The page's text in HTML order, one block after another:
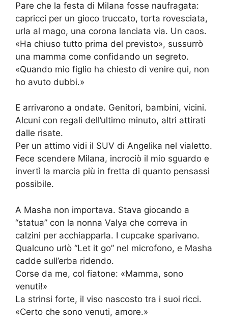
Pare che la festa di Milana fosse naufragata:
capricci per un gioco truccato, torta rovesciata,
urla al mago, una corona lanciata via. Un caos.
«Ha chiuso tutto prima del previsto», sussurrò
una mamma come confidando un segreto.
«Quando mio figlio ha chiesto di venire qui, non
ho avuto dubbi.»
E arrivarono a ondate. Genitori, bambini, vicini.
Alcuni con regali dell’ultimo minuto, altri attirati
dalle risate.
Per un attimo vidi il SUV di Angelika nel vialetto.
Fece scendere Milana, incrociò il mio sguardo e
invertì la marcia più in fretta di quanto pensassi
possibile.
A Masha non importava. Stava giocando a
“statua” con la nonna Valya che correva in
calzini per acchiapparla. I cupcake sparivano.
Qualcuno urlò “Let it go” nel microfono, e Masha
cadde sull’erba ridendo.
Corse da me, col fiatone: «Mamma, sono
venuti!»
La strinsi forte, il viso nascosto tra i suoi ricci.
«Certo che sono venuti, amore.»